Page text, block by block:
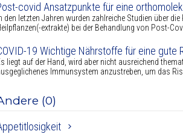
covid Ansatzpunkte für eine
den letzten Jahren wurden zahlreiche Studien über
extrakte) bei der Behandlung von Post-
19 Wichtige Nährstoffe für eine gute
liegt auf der Hand, wird aber nicht ausreichend
Immunsystem anzustreben, um das
(0)